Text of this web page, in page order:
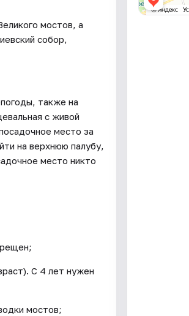
мостов, а
собор,
также на
с живой
место за
на верхнюю палубу,
место никто
С 4 лет нужен
мостов;